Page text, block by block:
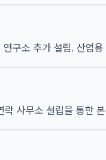
연구소 추가 설립. 산업
락 사무소 설립을 통한